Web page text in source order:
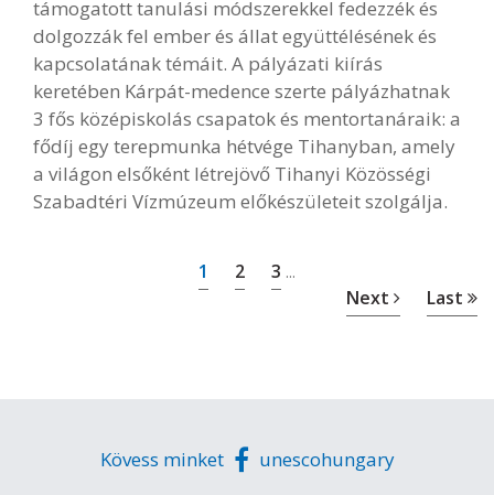
támogatott tanulási módszerekkel fedezzék és
dolgozzák fel ember és állat együttélésének és
kapcsolatának témáit. A pályázati kiírás
keretében Kárpát-medence szerte pályázhatnak
3 fős középiskolás csapatok és mentortanáraik: a
fődíj egy terepmunka hétvége Tihanyban, amely
a világon elsőként létrejövő Tihanyi Közösségi
Szabadtéri Vízmúzeum előkészületeit szolgálja.
1 2 3 ...
Next Last
Kövess minket unescohungary